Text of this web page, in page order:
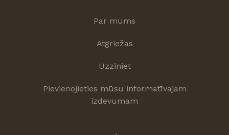
Par mums
Atgriežas
Uzziniet
Pievienojieties mūsu informatīvajam
izdevumam